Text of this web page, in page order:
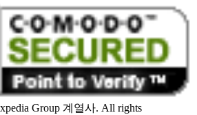
Group 계열사. All rights